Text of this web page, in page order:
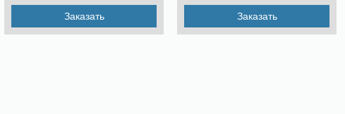
Заказать Заказать